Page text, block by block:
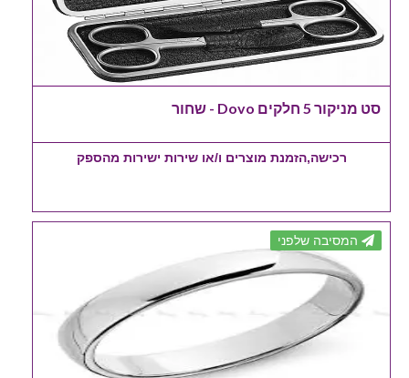
סט מניקור 5 חלקים Dovo - שחור
רכישה,הזמנת מוצרים ו/או שירות ישירות מהספק
המסיבה שלפני